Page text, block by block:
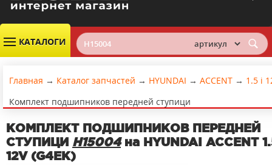
КАТАЛОГИ
Главная → Каталог запчастей → HYUNDAI → ACCENT → 1.5 i
Комплект подшипников передней ступици
КОМПЛЕКТ ПОДШИПНИКОВ ПЕРЕДНЕЙ
СТУПИЦИ H15004на HYUNDAI ACCENT
12V (G4EK)